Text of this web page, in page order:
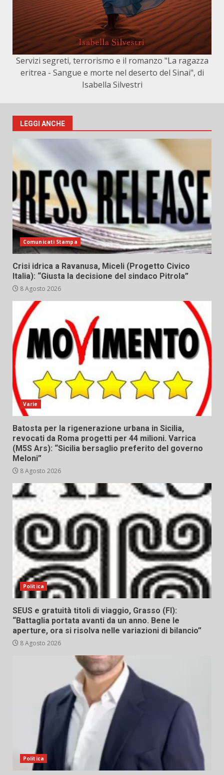
Servizi segreti, terrorismo e il romanzo "La ragazza
eritrea - Sangue e morte nel deserto del Sinai", di
Isabella Silvestri
LEGGI ANCHE
Comunicati Stampa
Crisi idrica a Ravanusa, Miceli (Progetto Civico
Italia): “Giusta la decisione del sindaco Pitrola”
8 Agosto 2026
Varie
Batosta per la rigenerazione urbana in Sicilia,
revocati da Roma progetti per 44 milioni. Varrica
(M5S Ars): “Sicilia bersaglio preferito del governo
Meloni”
8 Agosto 2026
Politica
SEUS e gratuità titoli di viaggio, Grasso (FI):
“Battaglia portata avanti da un anno. Bene le
aperture, ora si risolva nelle variazioni di bilancio”
8 Agosto 2026
Politica